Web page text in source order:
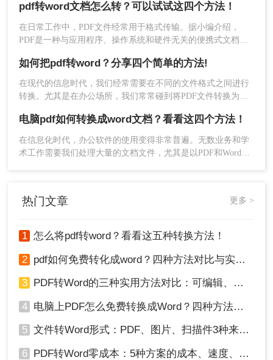
1、打开网址：https://pdftoword.55.la/
2、打开网址在线转换，点击“选择文件”，将要转换的
3、如果有需要设置也可以选择设置一下哦。
以，当我们需要对PDF文件进行编辑时，将其转换成Word格式
是一种常见的需求。那么pdf格式怎么转换成word格式呢？在本
文中，将介绍四种使用简单且高效的方法将PDF格式转换为
Word格式。
pdf转word文档怎么转？可以试试这四个方法！
在日常工作中，PDF文件经常用于格式传输。据小编介绍，
PDF是一种与应用程序、操作系统和硬件无关的便携式文档格
印机上。难怪PDF格式经常出现在办公文件传输中。然而，
PDF文件的编辑和操作更麻烦。此时，许多朋友问小编如何将
pdf转word文档怎么转。将PDF转Word确实是一个好方法。让我
如何把pdf转word？分享四个简单的方法!
在现代的信息时代，我们经常需要在不同的文件格式之间进行
转换。尤其是在办公场所，我们常常碰到将PDF文件转换为
或修改，或者我们想要在Word文档中粘贴PDF文件的内容。无
论是什么原因，将PDF文件转换为Word格式是一项非常实用的
技能。那么如何把PDF转Word呢？在本文中，我们将分享一些
方法和技巧，帮助您完成这项任务。
电脑pdf如何转换成word文档？看看这四个方法！
在信息化时代，办公软件的使用变得非常普遍。无数业务和学
术工作需要我们处理大量的文档文件，尤其是以PDF和Word格
常见问题：电脑pdf如何转换成word文档？今天，让我们深入探
热门文章 更多 >
1 怎么将pdf转word？看看这五种转换方法！
2 pdf如何免费转化成word？四种方法对比与实操指南（附详细表格）
3 PDF转Word的三种实用方法对比：可编辑、保格式、避风险！
4 电脑上PDF怎么免费转换成Word？四种方法对比与实操指南（附详细表格）!
5 文件转Word形式：PDF、图片、扫描件3种来源分别怎么处理！
6 PDF转Word零成本：5种方案的成本、速度、精度对比！